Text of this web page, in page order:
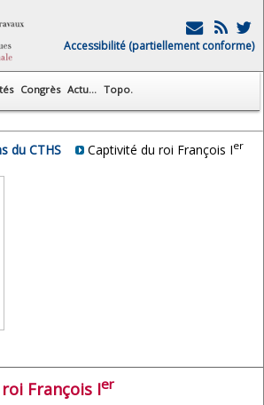
Accessibilité (partiellement conforme)
Congrès Actu... Topo.
du CTHS Captivité du roi François Ier
François Ier